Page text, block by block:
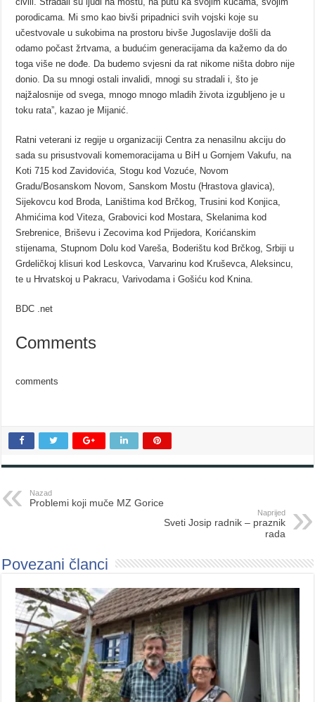
porodicama. Mi smo kao bivši pripadnici svih vojski koje su
učestvovale u sukobima na prostoru bivše Jugoslavije došli da
odamo počast žrtvama, a budućim generacijama da kažemo da do
toga više ne dođe. Da budemo svjesni da rat nikome ništa dobro nije
donio. Da su mnogi ostali invalidi, mnogi su stradali i, što je
najžalosnije od svega, mnogo mnogo mladih života izgubljeno je u
toku rata”, kazao je Mijanić.
Ratni veterani iz regije u organizaciji Centra za nenasilnu akciju do
sada su prisustvovali komemoracijama u BiH u Gornjem Vakufu, na
Koti 715 kod Zavidovića, Stogu kod Vozuće, Novom
Gradu/Bosanskom Novom, Sanskom Mostu (Hrastova glavica),
Sijekovcu kod Broda, Laništima kod Brčkog, Trusini kod Konjica,
Ahmićima kod Viteza, Grabovici kod Mostara, Skelanima kod
Srebrenice, Briševu i Zecovima kod Prijedora, Korićanskim
stijenama, Stupnom Dolu kod Vareša, Boderištu kod Brčkog, Srbiji u
Grdeličkoj klisuri kod Leskovca, Varvarinu kod Kruševca, Aleksincu,
te u Hrvatskoj u Pakracu, Varivodama i Gošiću kod Knina.
BDC .net
Comments
comments
Nazad
Problemi koji muče MZ Gorice
Naprijed
Sveti Josip radnik – praznik
rada
Povezani članci